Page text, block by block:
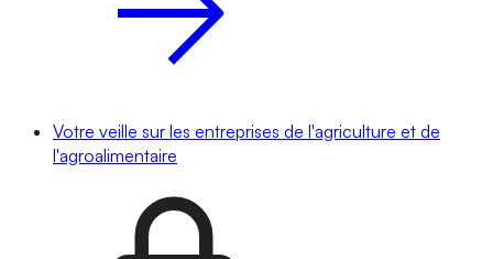
Votre veille sur les entreprises de l'agriculture et de
l'agroalimentaire